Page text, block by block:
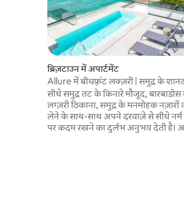
ब्रिज़टाउन में अपार्टमेंट
Allure में बीचफ़्रंट लक्ज़री | समुद्र के
सीधे समुद्र तट के किनारे मौजूद,
लग्ज़री ठिकाना, समुद्र के मनमोहक नज़ारों
लेने के साथ-साथ अपने दरवाज़े से सीधे
पर कदम रखने का दुर्लभ अनुभव देती है।